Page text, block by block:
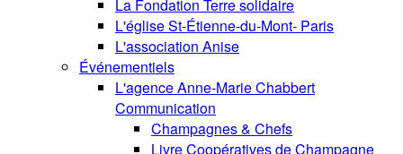
La Fondation Terre solidaire
L'église St-Étienne-du-Mont- Paris
L'association Anise
Événementiels
L'agence Anne-Marie Chabbert
Communication
Champagnes & Chefs
Livre Coopératives de Champagne